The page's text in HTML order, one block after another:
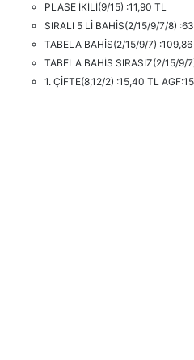
PLASE İKİLİ(9/15) :11,90 TL
SIRALI 5 Lİ BAHİS(2/15/9/7/8)
TABELA BAHİS(2/15/9/7)
TABELA BAHİS SIRASIZ(2/15/9/
1. ÇİFTE(8,12/2) :15,40 TL